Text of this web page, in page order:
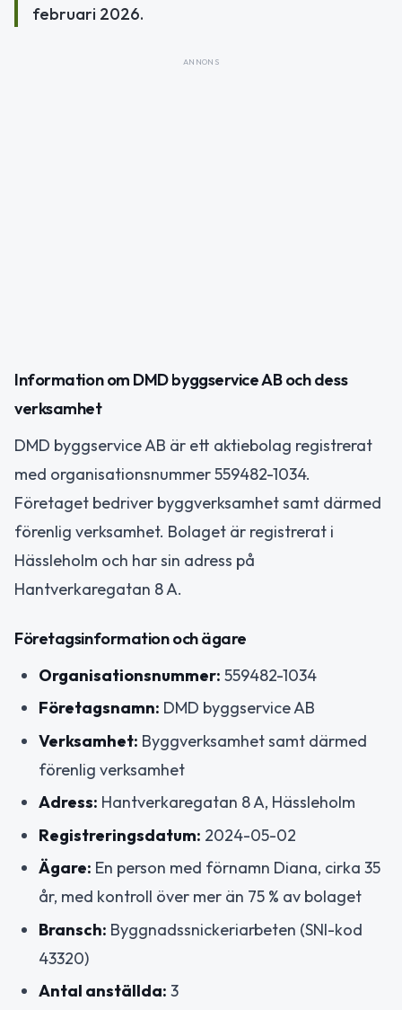
februari 2026.
ANNONS
Information om DMD byggservice AB och dess
verksamhet
DMD byggservice AB är ett aktiebolag registrerat
med organisationsnummer 559482-1034.
Företaget bedriver byggverksamhet samt därmed
förenlig verksamhet. Bolaget är registrerat i
Hässleholm och har sin adress på
Hantverkaregatan 8 A.
Företagsinformation och ägare
Organisationsnummer: 559482-1034
Företagsnamn: DMD byggservice AB
Verksamhet: Byggverksamhet samt därmed
förenlig verksamhet
Adress: Hantverkaregatan 8 A, Hässleholm
Registreringsdatum: 2024-05-02
Ägare: En person med förnamn Diana, cirka 35
år, med kontroll över mer än 75 % av bolaget
Bransch: Byggnadssnickeriarbeten (SNI-kod
43320)
Antal anställda: 3